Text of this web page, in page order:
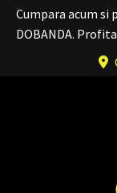
Cumpara acum si
DOBANDA.